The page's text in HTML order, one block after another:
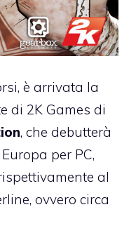
è arrivata la
di 2K Games di
, che debutterà
per PC,
al
ovvero circa